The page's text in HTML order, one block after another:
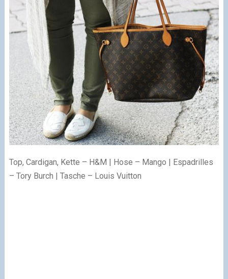
Top, Cardigan, Kette – H&M | Hose – Mango | Espadrilles
– Tory Burch | Tasche – Louis Vuitton